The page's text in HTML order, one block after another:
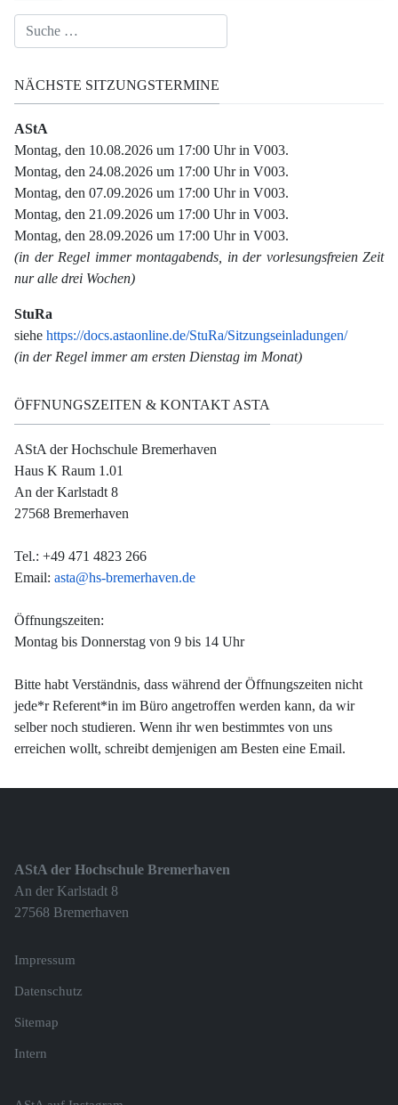
Suchen
NÄCHSTE SITZUNGSTERMINE
AStA
Montag, den 10.08.2026 um 17:00 Uhr in V003.
Montag, den 24.08.2026 um 17:00 Uhr in V003.
Montag, den 07.09.2026 um 17:00 Uhr in V003.
Montag, den 21.09.2026 um 17:00 Uhr in V003.
Montag, den 28.09.2026 um 17:00 Uhr in V003.
(in der Regel immer montagabends, in der vorlesungsfreien Zeit
nur alle drei Wochen)
StuRa
siehe https://docs.astaonline.de/StuRa/Sitzungseinladungen/
(in der Regel immer am ersten Dienstag im Monat)
ÖFFNUNGSZEITEN & KONTAKT ASTA
AStA der Hochschule Bremerhaven
Haus K Raum 1.01
An der Karlstadt 8
27568 Bremerhaven
Tel.: +49 471 4823 266
Email: asta@hs-bremerhaven.de
Öffnungszeiten:
Montag bis Donnerstag von 9 bis 14 Uhr
Bitte habt Verständnis, dass während der Öffnungszeiten nicht
jede*r Referent*in im Büro angetroffen werden kann, da wir
selber noch studieren. Wenn ihr wen bestimmtes von uns
erreichen wollt, schreibt demjenigen am Besten eine Email.
AStA der Hochschule Bremerhaven
An der Karlstadt 8
27568 Bremerhaven
Impressum
Datenschutz
Sitemap
Intern